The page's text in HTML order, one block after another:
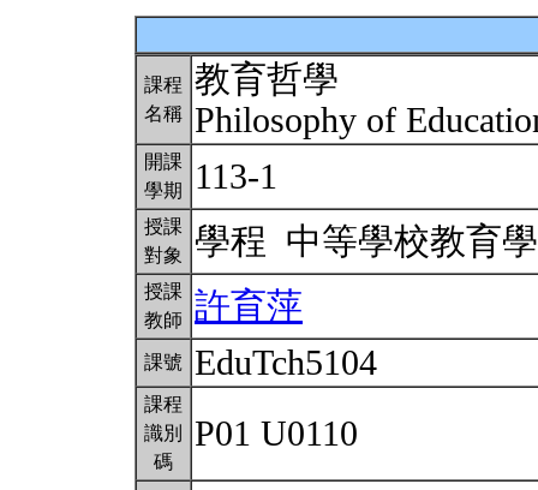
課程
名稱
教育哲學
Philosophy of
開課
學期
113-1
授課
對象
學程 中等學校教育
授課
教師
許育萍
課號 EduTch5104
課程
識別
碼
P01 U0110